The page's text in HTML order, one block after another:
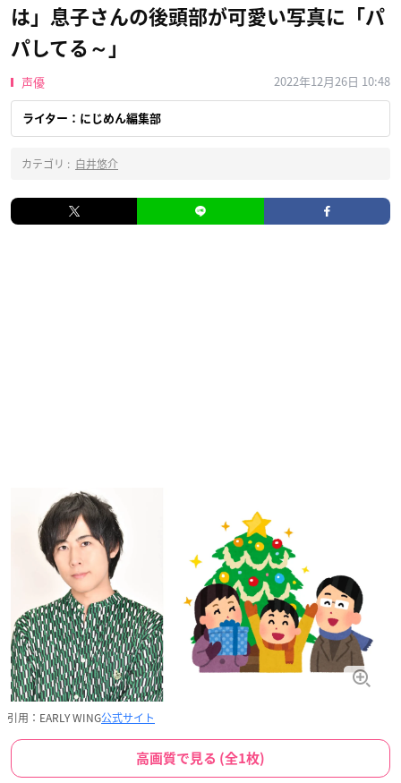
は」息子さんの後頭部が可愛い写真に「パ
パしてる～」
声優 2022年12月26日 10:48
ライター：にじめん編集部
カテゴリ : 白井悠介
引用：EARLY WING公式サイト
高画質で見る (全1枚)